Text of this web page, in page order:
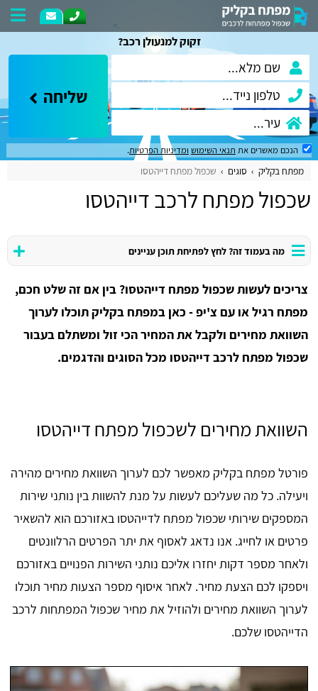
זקוק למנעולן רכב?
שליחה
הנכם מאשרים את תנאי השימוש ומדיניות הפרטיות.
מפתח בקליק סוגים שכפול מפתח דייהטסו
שכפול מפתח לרכב דייהטסו
מה בעמוד זה? לחץ לפתיחת תוכן עניינים
צריכים לעשות שכפול מפתח דייהטסו? בין אם זה שלט חכם,
מפתח רגיל או עם צ'יפ - כאן במפתח בקליק תוכלו לערוך
השוואת מחירים ולקבל את המחיר הכי זול ומשתלם בעבור
שכפול מפתח לרכב דייהטסו מכל הסוגים והדגמים.
השוואת מחירים לשכפול מפתח דייהטסו
פורטל מפתח בקליק מאפשר לכם לערוך השוואת מחירים מהירה
ויעילה. כל מה שעליכם לעשות על מנת להשוות בין נותני שירות
המספקים שירותי שכפול מפתח לדייהטסו באזורכם הוא להשאיר
פרטים או לחייג. אנו נדאג לאסוף את יתר הפרטים הרלוונטים
ולאחר מספר דקות יחזרו אליכם נותני השירות הפנויים באזורכם
ויספקו לכם הצעת מחיר. לאחר איסוף מספר הצעות מחיר תוכלו
לערוך השוואת מחירים ולהוזיל את מחיר שכפול המפתחות לרכב
הדייהטסו שלכם.